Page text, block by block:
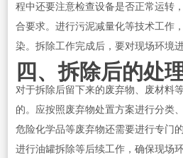
程中还要注意检查设备是否正常运转
合要求。进行污泥减量化等技术工作
染。拆除工作完成后，要对现场环境
四、拆除后的处
对于拆除后留下来的废弃物、废材料
的。应按照废弃物处置方案进行分类
危险化学品等废弃物还需要进行专门
进行油罐拆除等后续工作，确保现场